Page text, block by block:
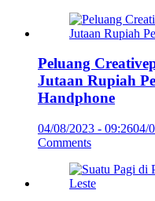
Peluang
Jutaan Rupiah
Handphone
04/08/2023 - 09:2604/
Comments